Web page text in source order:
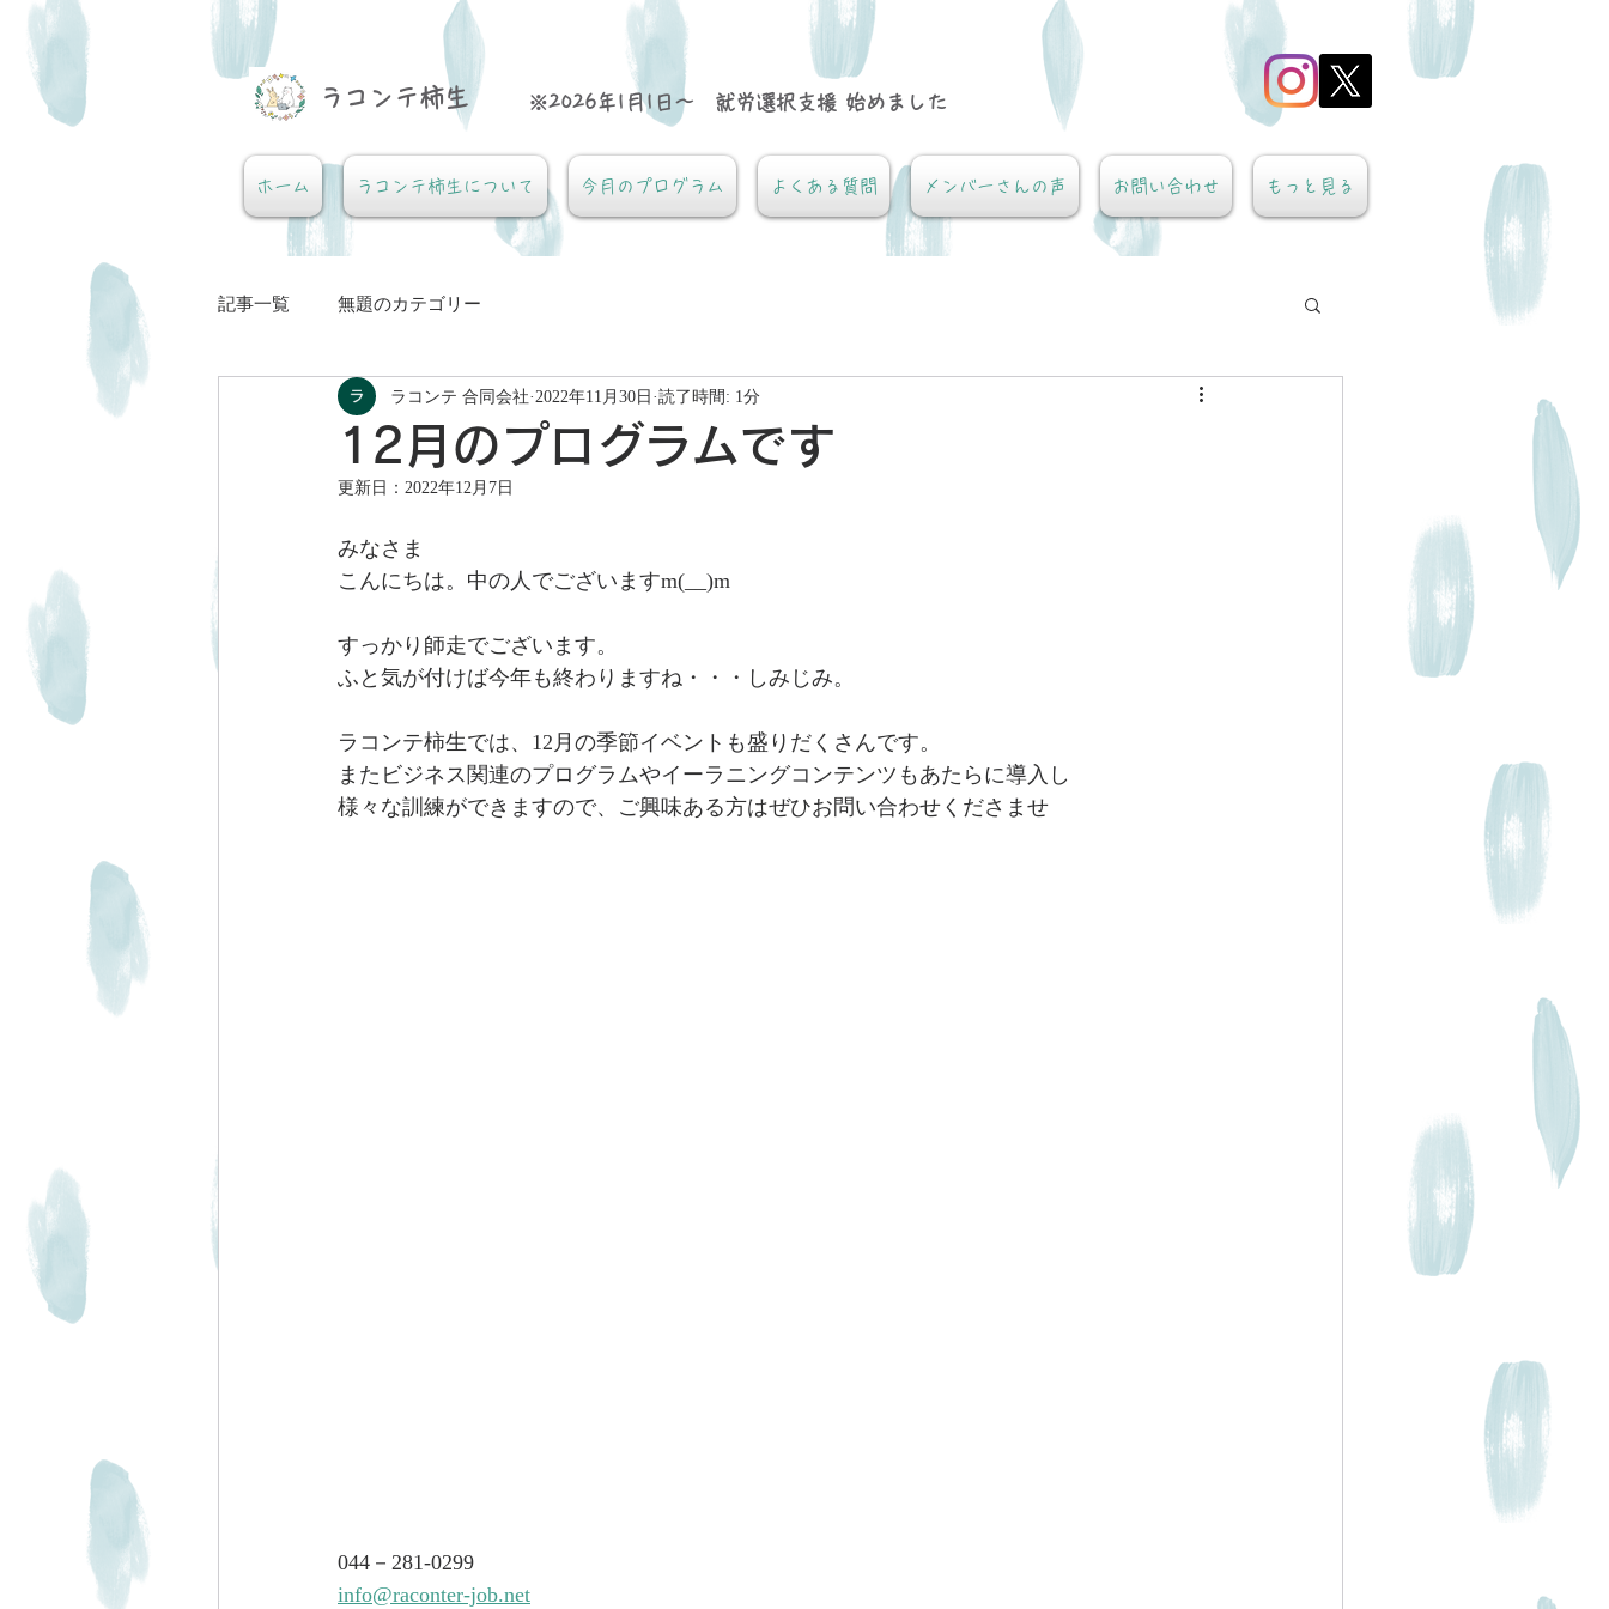
​ラコンテ柿生 ※2026年1月1日～ 就労選択支援 始めました
ホーム ラコンテ柿生について 今月のプログラム よくある質問 メンバーさんの声 お問い合わせ もっと見る
記事一覧 無題のカテゴリー
12月のプログラムです
ラコンテ 合同会社 2022年11月30日 読了時間: 1分
更新日： 2022年12月7日
みなさま
こんにちは。中の人でございますm(__)m
すっかり師走でございます。
ふと気が付けば今年も終わりますね・・・しみじみ。
ラコンテ柿生では、12月の季節イベントも盛りだくさんです。
またビジネス関連のプログラムやイーラニングコンテンツもあたらに導入し
様々な訓練ができますので、ご興味ある方はぜひお問い合わせくださませ
044－281-0299
info@raconter-job.net